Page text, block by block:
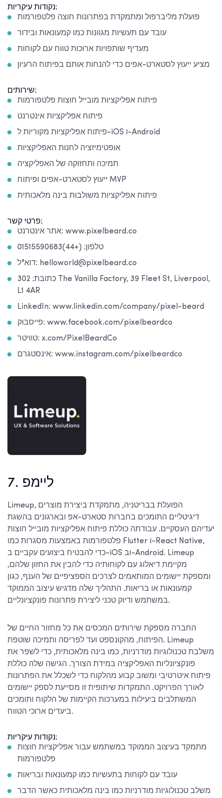
נקודות עיקריות:
פועלת מליברפול ומתמקדת בפתרונות חוצה פלטפורמות
עובד עם תעשיות מגוונות כמו קמעונאות ובידור
מעדיף שותפויות ארוכות טווח עם לקוחות
מציע ייעוץ לסטארט-אפים כדי להנחות אותם בפיתוח הרעיון
שירותים:
פיתוח אפליקציות מובייל חוצות פלטפורמות
פיתוח אפליקציות אינטרנט
פיתוח אפליקציות מקוריות ל-iOS ו-Android
אופטימיזציה לחנות האפליקציות
תמיכה ותחזוקה של האפליקציה
ייעוץ לסטארט-אפים ופיתוח MVP
פיתוח אפליקציות משולבות בינה מלאכותית
פרטי קשר:
אתר אינטרנט: www.pixelbeard.co
טלפון: (+44)01515590683
דוא"ל: helloworld@pixelbeard.co
כתובת: 302 The Vanilla Factory, 39 Fleet St, Liverpool,
L1 4AR
LinkedIn: www.linkedin.com/company/pixel-beard
פייסבוק: www.facebook.com/pixelbeardco
טוויטר: x.com/PixelBeardCo
אינסטגרם: www.instagram.com/pixelbeardco
7. ליימפ
Limeup, הפועלת בבריטניה, מתמקדת ביצירת מוצרים
דיגיטליים התומכים בחברות סטארט-אפ ובארגונים בהשגת
יעדיהם העסקיים. עבודתה כוללת פיתוח אפליקציות מובייל חוצות
פלטפורמות באמצעות מסגרות כמו Flutter ו-React Native,
כדי להבטיח ביצועים עקביים ב-iOS וב-Android. Limeup
מקיימת דיאלוג עם לקוחותיה כדי להבין את החזון שלהם,
ומספקת יישומים המותאמים לצרכים הספציפיים של הענף, כגון
קמעונאות או בריאות. התהליך שלה מדגיש עיצוב הממוקד
במשתמש ודיוק טכני ליצירת פתרונות פונקציונליים.
החברה מספקת שירותים המכסים את כל מחזור החיים של
הפיתוח, מהקונספט ועד לפריסה ותמיכה שוטפת. Limeup
משלבת טכנולוגיות מודרניות, כמו בינה מלאכותית, כדי לשפר את
פונקציונליות האפליקציה במידת הצורך. הגישה שלה כוללת
פיתוח איטרטיבי ומשוב קבוע מהלקוח כדי לשכלל את הפתרונות
לאורך הפרויקט. התמקדות שיתופית זו מסייעת לספק יישומים
המשתלבים ביעילות במערכות הקיימות של הלקוח ותומכים
ביעדים ארוכי הטווח.
נקודות עיקריות:
מתמקד בעיצוב הממוקד במשתמש עבור אפליקציות חוצות
פלטפורמות
עובד עם לקוחות בתעשיות כמו קמעונאות ובריאות
משלב טכנולוגיות מודרניות כמו בינה מלאכותית כאשר הדבר